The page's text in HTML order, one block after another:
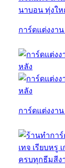
การ์ดแต่งงา
การ์ดแต่งงา